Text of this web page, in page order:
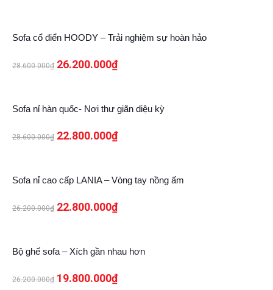
Sofa cổ điển HOODY – Trải nghiệm sự hoàn hảo
28.600.000₫ 26.200.000₫
Sofa nỉ hàn quốc- Nơi thư giãn diệu kỳ
28.600.000₫ 22.800.000₫
Sofa nỉ cao cấp LANIA – Vòng tay nồng ấm
26.200.000₫ 22.800.000₫
Bộ ghế sofa – Xích gần nhau hơn
26.200.000₫ 19.800.000₫